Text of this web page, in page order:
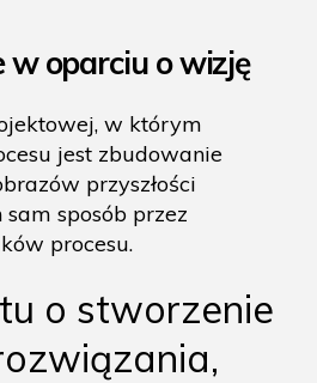
w oparciu o wizję
w którym
jest zbudowanie
przyszłości
sposób przez
procesu.
o stworzenie